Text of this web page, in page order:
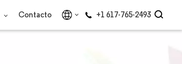
Contacto +1 617-765-2493